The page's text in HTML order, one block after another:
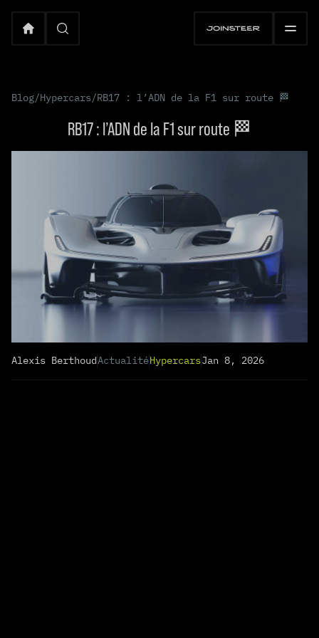
Blog/Hypercars/RB17 : l’ADN de la F1 sur route 🏁
RB17 : l’ADN de la F1 sur route 🏁
Alexis BerthoudActualitéHypercarsJan 8, 2026